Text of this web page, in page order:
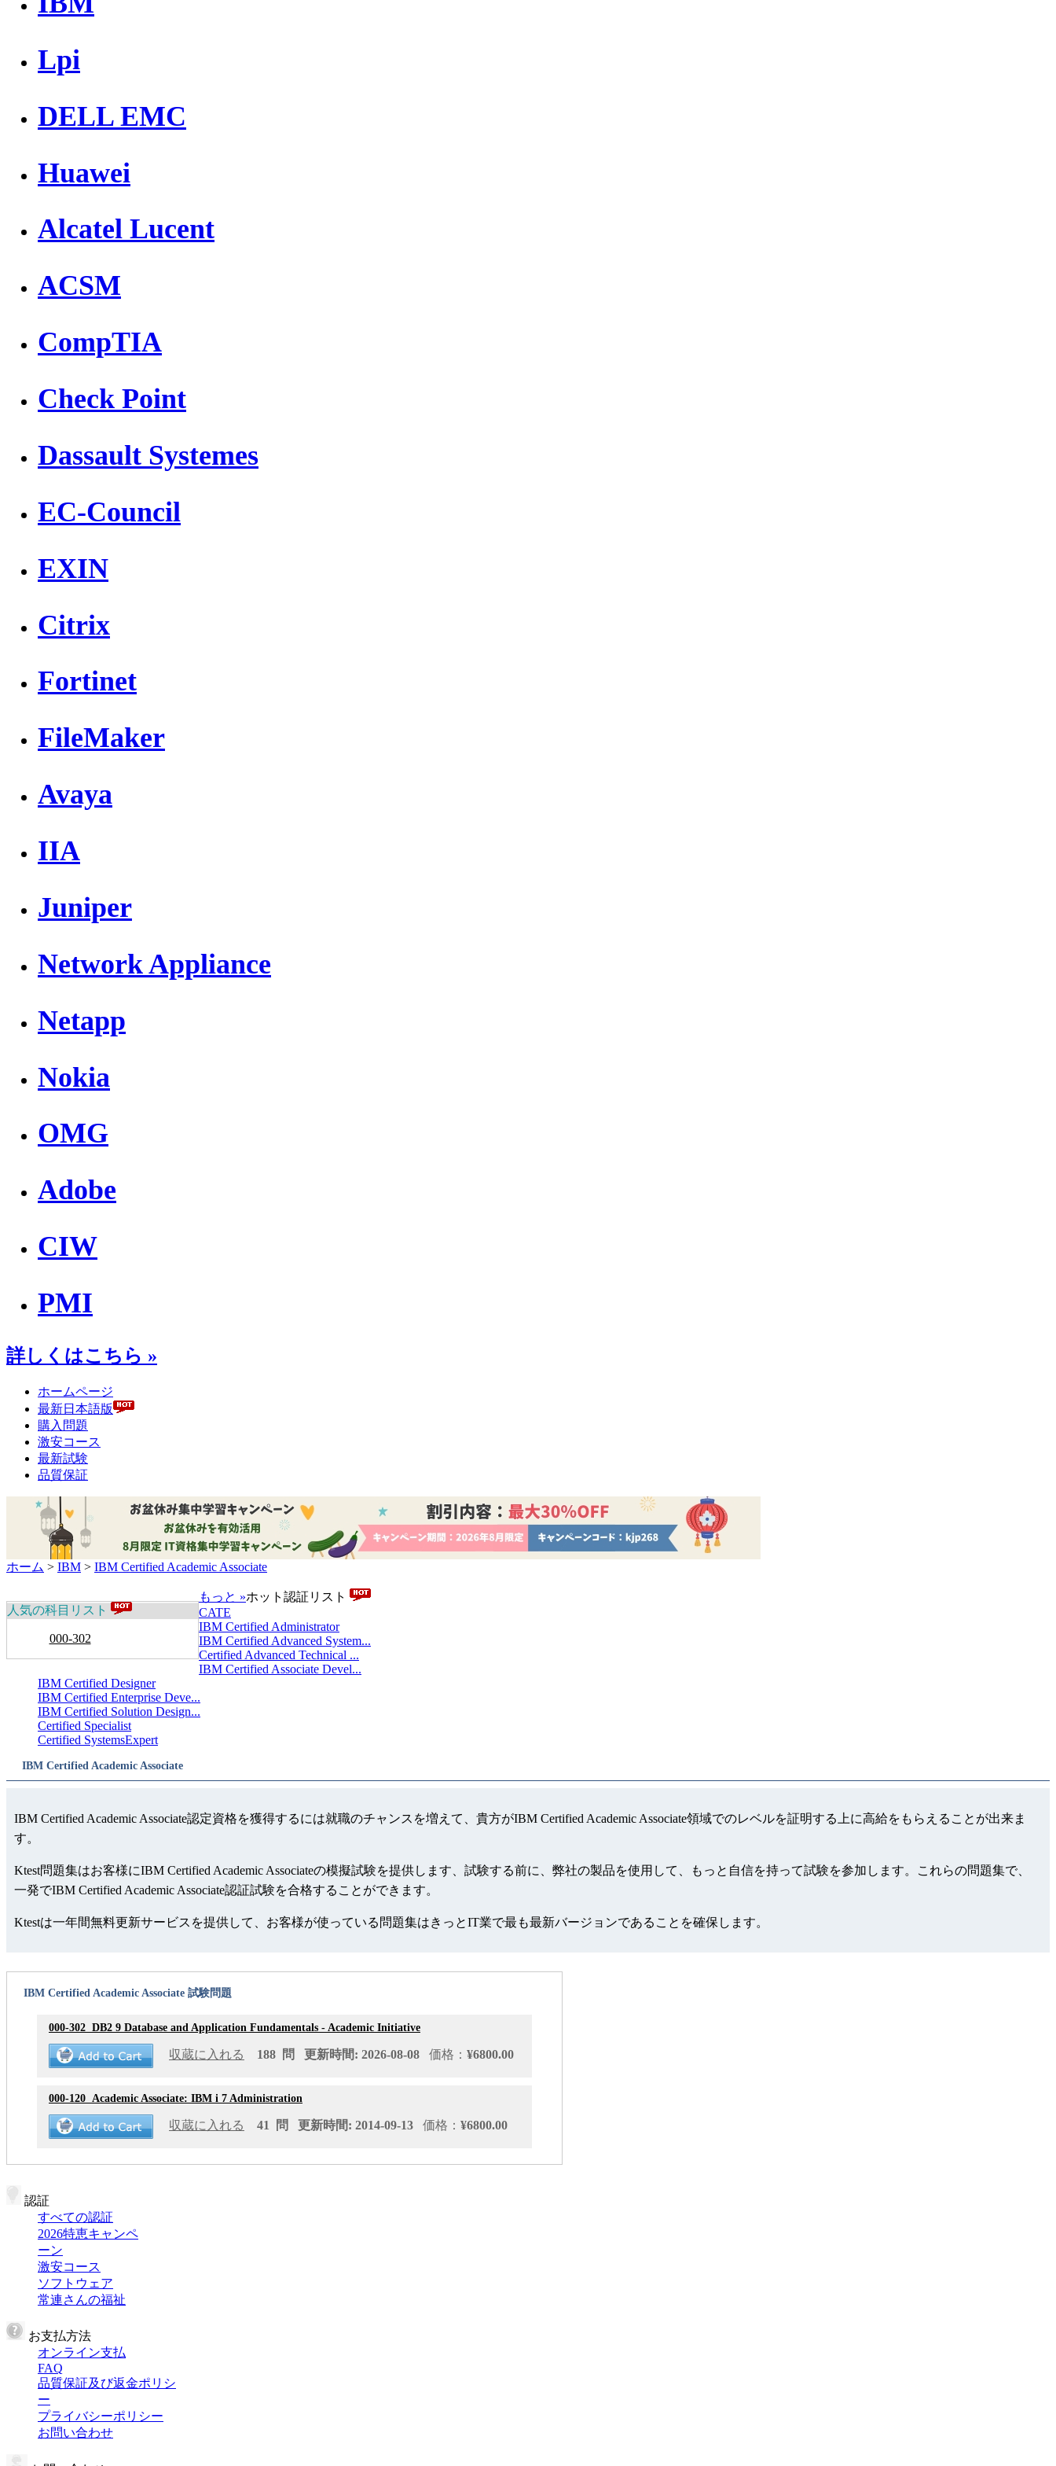
Lpi
DELL EMC
Huawei
Alcatel Lucent
ACSM
CompTIA
Check Point
Dassault Systemes
EC-Council
EXIN
Citrix
Fortinet
FileMaker
Avaya
IIA
Juniper
Network Appliance
Netapp
Nokia
OMG
Adobe
CIW
PMI
詳しくはこちら »
ホームページ
最新日本語版
購入問題
激安コース
最新試験
品質保証
ホーム > IBM > IBM Certified Academic Associate
人気の科目リスト
000-302
もっと »ホット認証リスト
CATE
IBM Certified Administrator
IBM Certified Advanced System...
Certified Advanced Technical ...
IBM Certified Associate Devel...
IBM Certified Designer
IBM Certified Enterprise Deve...
IBM Certified Solution Design...
Certified Specialist
Certified SystemsExpert
IBM Certified Academic Associate
IBM Certified Academic Associate認定資格を獲得するには就職のチャンスを増えて、貴方がIBM Certified Academic Associate領域でのレベルを証明する上に高給をもらえることが出来ま
す。
Ktest問題集はお客様にIBM Certified Academic Associateの模擬試験を提供します、試験する前に、弊社の製品を使用して、もっと自信を持って試験を参加します。これらの問題集で、
一発でIBM Certified Academic Associate認証試験を合格することができます。
Ktestは一年間無料更新サービスを提供して、お客様が使っている問題集はきっとIT業で最も最新バージョンであることを確保します。
IBM Certified Academic Associate 試験問題
000-302 DB2 9 Database and Application Fundamentals - Academic Initiative
収蔵に入れる 188 問 更新時間: 2026-08-08 価格： ¥6800.00
000-120 Academic Associate: IBM i 7 Administration
収蔵に入れる 41 問 更新時間: 2014-09-13 価格： ¥6800.00
認証
すべての認証
2026特恵キャンペ
ーン
激安コース
ソフトウェア
常連さんの福祉
お支払方法
オンライン支払
FAQ
品質保証及び返金ポリシ
ー
プライバシーポリシー
お問い合わせ